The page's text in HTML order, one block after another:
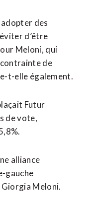
des
d’être
Meloni, qui
de
t-elle également.
Futur
de vote,
alliance
gauche
Meloni.